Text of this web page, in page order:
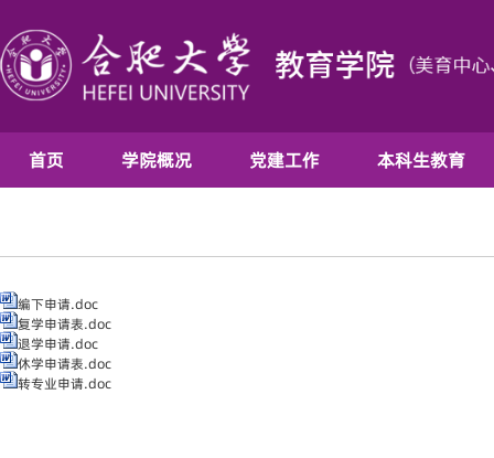
首页 学院概况 党建工作 本科生教育
编下申请.doc
复学申请表.doc
退学申请.doc
休学申请表.doc
转专业申请.doc